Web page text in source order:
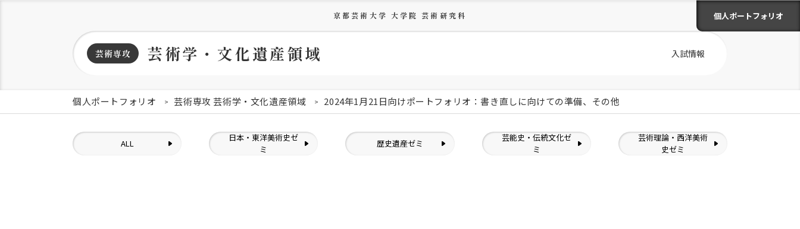
京都芸術大学 大学院 芸術研究科 個人ポートフォリオ
芸術専攻 芸術学・文化遺産領域 入試情報
個人ポートフォリオ 芸術専攻 芸術学・文化遺産領域 2024年1月21日向けポートフォリオ：書き直しに向けての準備、その他
ALL
日本・東洋美術史ゼ
ミ
歴史遺産ゼミ
芸能史・伝統文化ゼ
ミ
芸術理論・西洋美術
史ゼミ